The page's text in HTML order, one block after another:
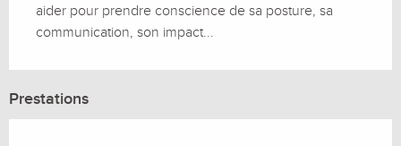
aider pour prendre conscience de sa posture, sa
communication, son impact...
Prestations